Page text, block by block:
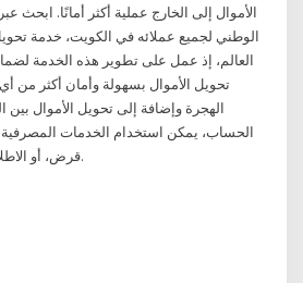
الأموال إلى الخارج عملية أكثر أمانًا. ابحث
الوطني لجميع عملائه في الكويت، خدمة
العالم، إذ عمل على تطوير هذه الخدمة
الهجرة وإضافة إلى تحويل الأموال
الحساب، يمكن استخدام الخدمات المصرفية
قرض، أو الاطلاع على آخر أسعار العملات.